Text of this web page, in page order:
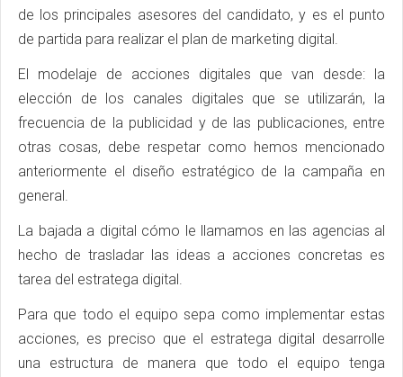
de los principales asesores del candidato, y es el punto
de partida para realizar el plan de marketing digital.
El modelaje de acciones digitales que van desde: la
elección de los canales digitales que se utilizarán, la
frecuencia de la publicidad y de las publicaciones, entre
otras cosas, debe respetar como hemos mencionado
anteriormente el diseño estratégico de la campaña en
general.
La bajada a digital cómo le llamamos en las agencias al
hecho de trasladar las ideas a acciones concretas es
tarea del estratega digital.
Para que todo el equipo sepa como implementar estas
acciones, es preciso que el estratega digital desarrolle
una estructura de manera que todo el equipo tenga